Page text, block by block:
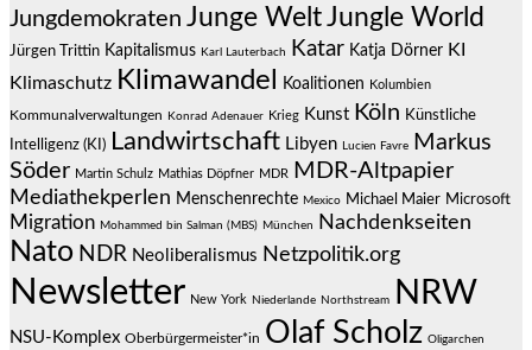
Jungdemokraten Junge WeltJungle World
Jürgen Trittin Kapitalismus Karl Lauterbach Katar Katja Dörner KI
Klimaschutz Klimawandel Koalitionen Kolumbien
Kommunalverwaltungen Konrad Adenauer Krieg Kunst Köln Künstliche
Intelligenz (KI) Landwirtschaft Libyen Lucien Favre
Markus
Söder Martin Schulz Mathias Döpfner MDR MDR-Altpapier
Mediathekperlen Menschenrechte Mexico Michael Maier Microsoft
Migration Mohammed bin Salman (MBS) München Nachdenkseiten
Nato NDR Neoliberalismus Netzpolitik.org
Newsletter New York Niederlande Northstream NRW
NSU-Komplex Oberbürgermeister*in Olaf Scholz Oligarchen